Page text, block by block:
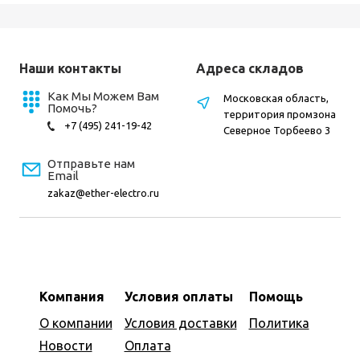
Наши контакты
Как Мы Можем Вам
Помочь?
+7 (495) 241-19-42
Отправьте нам
Email
zakaz@ether-electro.ru
Компания
О компании
Новости
Условия оплаты
Условия доставки
Оплата
Помощь
Политика
Адреса складов
Московская область,
территория промзона
Северное Торбеево 3